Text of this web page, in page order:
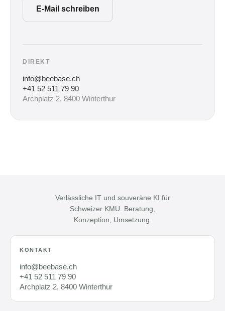
E-Mail schreiben
DIREKT
info@beebase.ch
+41 52 511 79 90
Archplatz 2, 8400 Winterthur
Verlässliche IT und souveräne KI für
Schweizer KMU. Beratung,
Konzeption, Umsetzung.
KONTAKT
info@beebase.ch
+41 52 511 79 90
Archplatz 2, 8400 Winterthur